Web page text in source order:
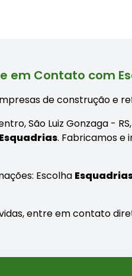
em Contato com
de construção e
São Luiz Gonzaga -
Esquadrias. Fabricamos e
Escolha
entre em contato